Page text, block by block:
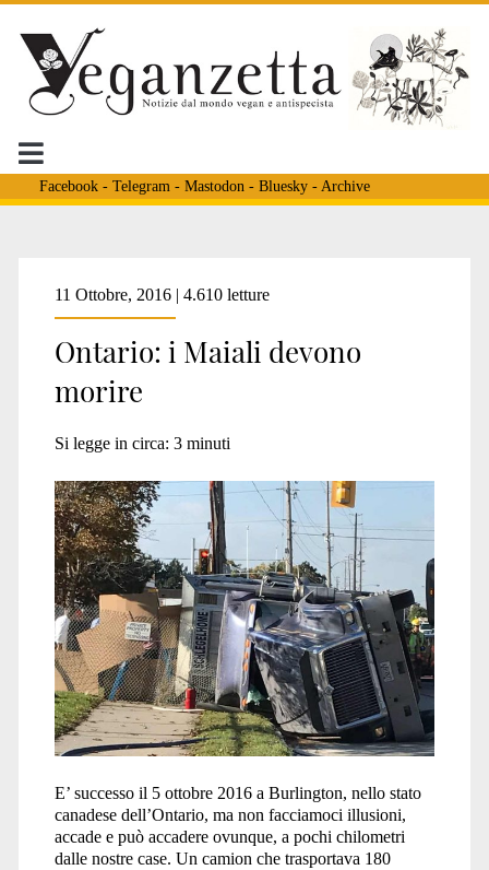
Facebook- Telegram - Mastodon - Bluesky- Archive
Tag:
<span>Anita
krajnc</span>
11 Ottobre, 2016 | 4.610 letture
Ontario: i Maiali devono
morire
Si legge in circa: 3 minuti
E’ successo il 5 ottobre 2016 a Burlington, nello stato
canadese dell’Ontario, ma non facciamoci illusioni,
accade e può accadere ovunque, a pochi chilometri
dalle nostre case. Un camion che trasportava 180